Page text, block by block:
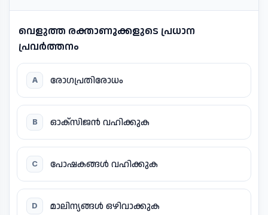
വെളുത്ത രക്താണുക്കളുടെ പ്രധാന
പ്രവർത്തനം
A രോഗപ്രതിരോധം
B ഓക്സിജൻ വഹിക്കുക
C പോഷകങ്ങൾ വഹിക്കുക
D മാലിന്യങ്ങൾ ഒഴിവാക്കുക